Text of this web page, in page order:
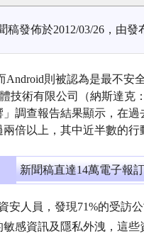
稿發佈於2012/03/26，由
Android則被認為是最不安
技術有限公司（納斯達克
」調查報告結果顯示，在
倍以上，其中近半數的行
新聞稿直達14萬電子報
安人員，發現71%的受訪
感資訊及隱私外洩，這